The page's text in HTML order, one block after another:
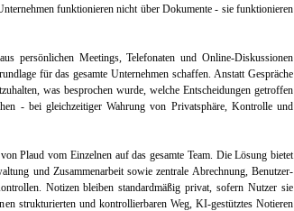
funktionieren nicht über Dokumente - sie funktionieren
persönlichen Meetings, Telefonaten und Online-Diskussionen
für das gesamte Unternehmen schaffen. Anstatt Gespräche
was besprochen wurde, welche Entscheidungen getroffen
- bei gleichzeitiger Wahrung von Privatsphäre, Kontrolle und
Plaud vom Einzelnen auf das gesamte Team. Die Lösung bietet
und Zusammenarbeit sowie zentrale Abrechnung, Benutzer-
Notizen bleiben standardmäßig privat, sofern Nutzer sie
strukturierten und kontrollierbaren Weg, KI-gestütztes Notieren